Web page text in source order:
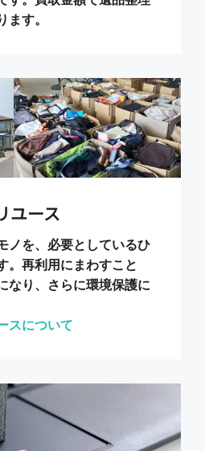
ます。
ユース
ノを、必要としているひ
。再利用にまわすこと
なり、さらに環境保護に
スについて